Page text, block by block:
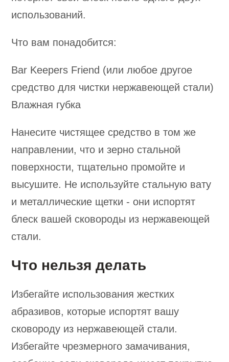
использований.
Что вам понадобится:
Bar Keepers Friend (или любое другое
средство для чистки нержавеющей стали)
Влажная губка
Нанесите чистящее средство в том же
направлении, что и зерно стальной
поверхности, тщательно промойте и
высушите. Не используйте стальную вату
и металлические щетки - они испортят
блеск вашей сковороды из нержавеющей
стали.
Что нельзя делать
Избегайте использования жестких
абразивов, которые испортят вашу
сковороду из нержавеющей стали.
Избегайте чрезмерного замачивания,